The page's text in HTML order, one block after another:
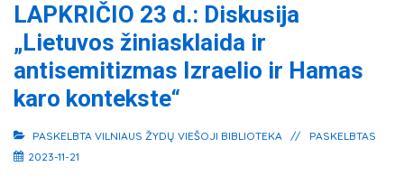
LAPKRIČIO 23 d.: Diskusija
„Lietuvos žiniasklaida ir
antisemitizmas Izraelio ir Hamas
karo kontekste“
PASKELBTA VILNIAUS ŽYDŲ VIEŠOJI BIBLIOTEKA
PASKELBTAS
2023-11-21